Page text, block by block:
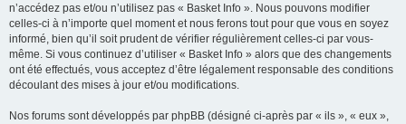
n’accédez pas et/ou n’utilisez pas « Basket Info ». Nous pouvons modifier
celles-ci à n’importe quel moment et nous ferons tout pour que vous en soyez
informé, bien qu’il soit prudent de vérifier régulièrement celles-ci par vous-
même. Si vous continuez d’utiliser « Basket Info » alors que des changements
ont été effectués, vous acceptez d’être légalement responsable des conditions
découlant des mises à jour et/ou modifications.
Nos forums sont développés par phpBB (désigné ci-après par « ils », « eux »,